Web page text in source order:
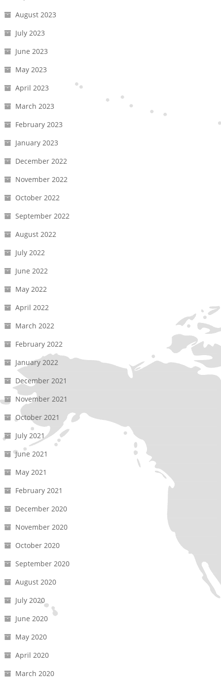
August 2023
July 2023
June 2023
May 2023
April 2023
March 2023
February 2023
January 2023
December 2022
November 2022
October 2022
September 2022
August 2022
July 2022
June 2022
May 2022
April 2022
March 2022
February 2022
January 2022
December 2021
November 2021
October 2021
July 2021
June 2021
May 2021
February 2021
December 2020
November 2020
October 2020
September 2020
August 2020
July 2020
June 2020
May 2020
April 2020
March 2020